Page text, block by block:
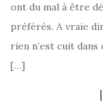
ont du mal à être
préférés. A vraie
rien n’est cuit
[…]